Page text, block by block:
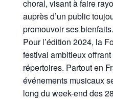
choral, visant à faire
auprès d’un public
promouvoir ses bienfaits.
Pour l’édition 2024, la
festival ambitieux
répertoires. Partout en
événements musicaux
long du week-end des